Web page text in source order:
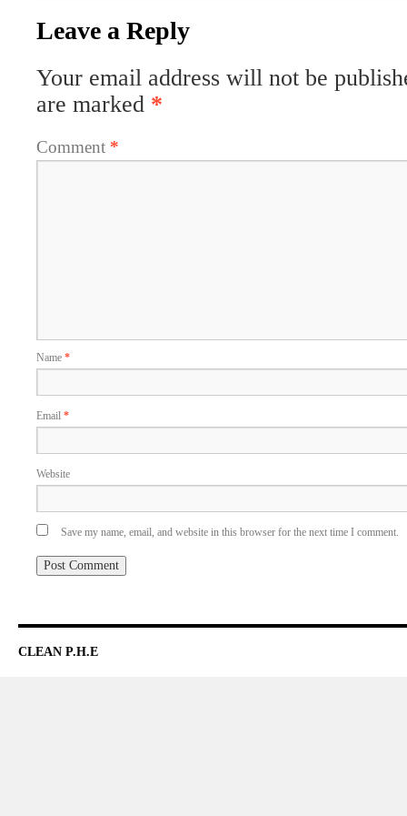
Leave a Reply
Your email address will not be
are marked *
Comment *
Name *
Email *
Website
Save my name, email, and website in this browser for the next time I comment.
CLEAN P.H.E